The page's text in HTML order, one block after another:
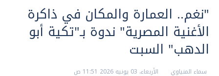
"نغم.. العمارة والمكان في ذاكرة
الأغنية المصرية" ندوة بـ"تكية أبو
الدهب" السبت
سماء المنياوي الأربعاء، 03 يونيه 2026 11:51 ص